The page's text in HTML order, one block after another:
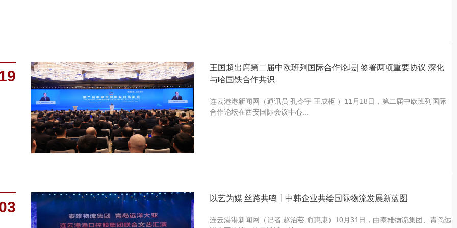
王国超出席第二届中欧班列国际合作论坛| 签署两项重要协议 深化
与哈国铁合作共识
连云港港新闻网（通讯员 孔令宇 王成枢 ）11月18日，第二届中欧班列国际
合作论坛在西安国际会议中心...
以艺为媒 丝路共鸣丨中韩企业共绘国际物流发展新蓝图
连云港港新闻网（记者 赵治菘 俞惠康）10月31日，由泰雄物流集团、青岛远